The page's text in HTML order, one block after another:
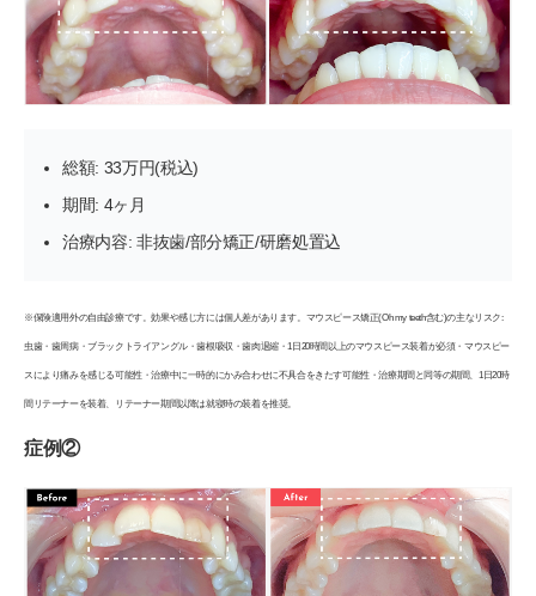
総額: 33万円(税込)
期間: 4ヶ月
治療内容: 非抜歯/部分矯正/研磨処置込
※保険適用外の自由診療です。効果や感じ方には個人差があります。マウスピース矯正(Oh my teeth含む)の主なリスク:
虫歯・歯周病・ブラックトライアングル・歯根吸収・歯肉退縮・1日20時間以上のマウスピース装着が必須・マウスピー
スにより痛みを感じる可能性・治療中に一時的にかみ合わせに不具合をきたす可能性・治療期間と同等の期間、1日20時
間リテーナーを装着、リテーナー期間以降は就寝時の装着を推奨。
症例②